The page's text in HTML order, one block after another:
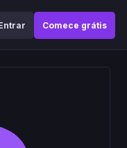
Comece grátis